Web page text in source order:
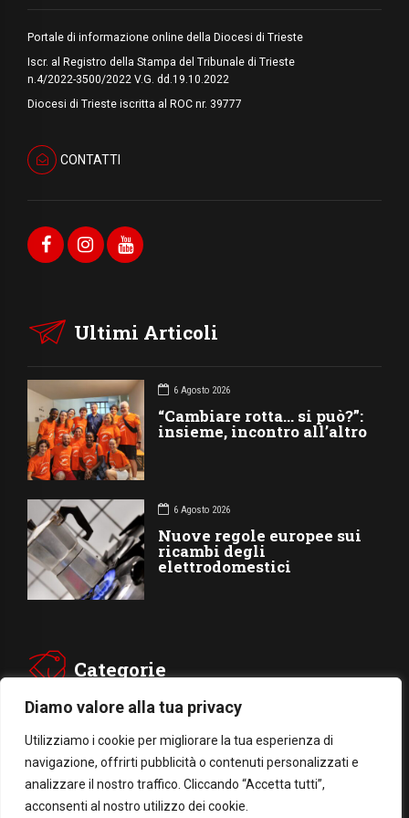
Diamo valore alla tua privacy
Utilizziamo i cookie per migliorare la tua esperienza di
navigazione, offrirti pubblicità o contenuti personalizzati e
analizzare il nostro traffico. Cliccando “Accetta tutti”,
acconsenti al nostro utilizzo dei cookie.
Portale di informazione online della Diocesi di Trieste
Iscr. al Registro della Stampa del Tribunale di Trieste
n.4/2022-3500/2022 V.G. dd.19.10.2022
Diocesi di Trieste iscritta al ROC nr. 39777
CONTATTI
Ultimi Articoli
6 Agosto 2026
“Cambiare rotta… si può?”:
insieme, incontro all’altro
6 Agosto 2026
Nuove regole europee sui
ricambi degli
elettrodomestici
Categorie
CARITÁ GIUBILEO
CULTURA MEDIA